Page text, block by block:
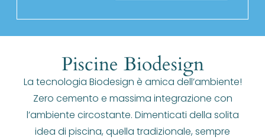
Piscine Biodesign
La tecnologia Biodesign è amica dell’ambiente!
Zero cemento e massima integrazione con
l’ambiente circostante. Dimenticati della solita
idea di piscina, quella tradizionale, sempre